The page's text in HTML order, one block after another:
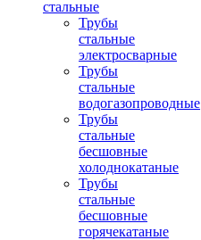
стальные
Трубы
стальные
электросварные
Трубы
стальные
водогазопроводные
Трубы
стальные
бесшовные
холоднокатаные
Трубы
стальные
бесшовные
горячекатаные